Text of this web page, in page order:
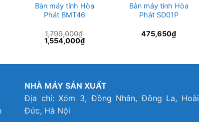
Bàn máy tính Hòa
Phát BMT46
1,799,000₫
Giá
gốc
1,554,000₫Giá
Bàn máy tính Hòa
Phát SD01P
475,650₫
NHÀ MÁY SẢN XUẤT
Địa chỉ: Xóm 3, Đồng Nhân, Đông La, Hoài
Đức, Hà Nội